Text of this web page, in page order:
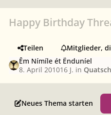
Happy Birthday
Teilen
Mitglieder,
Êm Nímíle ét Ënduníel
8. April 201016 J. in
Neues Thema starten